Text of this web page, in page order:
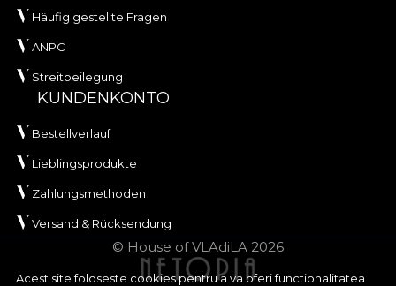
Acest site foloseste cookies pentru a va oferi functionalitatea
Häufig gestellte Fragen
ANPC
Streitbeilegung
KUNDENKONTO
Bestellverlauf
Lieblingsprodukte
Zahlungsmethoden
Versand & Rücksendung
© House of VLAdiLA 2026